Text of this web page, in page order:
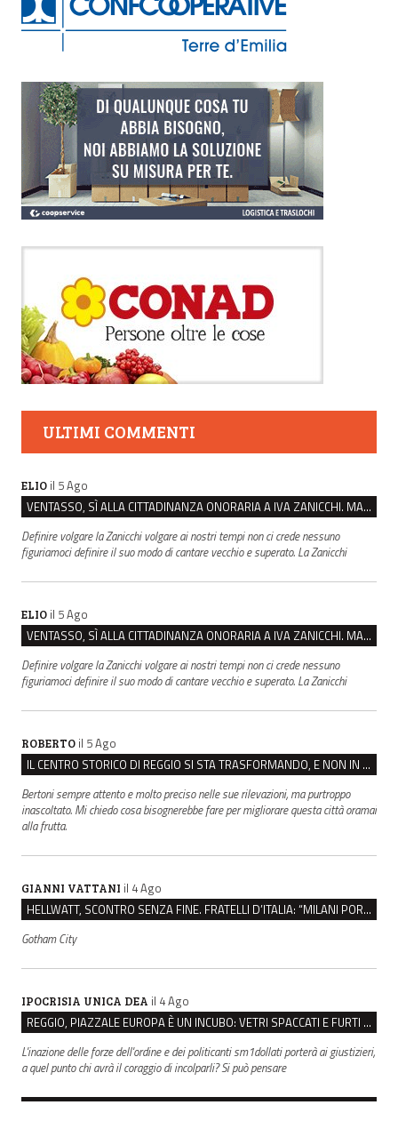
ULTIMI COMMENTI
ELIO il 5 Ago
VENTASSO, SÌ ALLA CITTADINANZA ONORARIA A IVA ZANICCHI. MA BARGIACCHI: “È DI PESSIMO GUSTO”
Definire volgare la Zanicchi volgare ai nostri tempi non ci crede nessuno
figuriamoci definire il suo modo di cantare vecchio e superato. La Zanicchi
ELIO il 5 Ago
VENTASSO, SÌ ALLA CITTADINANZA ONORARIA A IVA ZANICCHI. MA BARGIACCHI: “È DI PESSIMO GUSTO”
Definire volgare la Zanicchi volgare ai nostri tempi non ci crede nessuno
figuriamoci definire il suo modo di cantare vecchio e superato. La Zanicchi
ROBERTO il 5 Ago
IL CENTRO STORICO DI REGGIO SI STA TRASFORMANDO, E NON IN MEGLIO
Bertoni sempre attento e molto preciso nelle sue rilevazioni, ma purtroppo
inascoltato. Mi chiedo cosa bisognerebbe fare per migliorare questa città oramai
alla frutta.
GIANNI VATTANI il 4 Ago
HELLWATT, SCONTRO SENZA FINE. FRATELLI D’ITALIA: “MILANI PORTA DOCUMENTI, DE FRANCO INSULTI”
Gotham City
IPOCRISIA UNICA DEA il 4 Ago
REGGIO, PIAZZALE EUROPA È UN INCUBO: VETRI SPACCATI E FURTI SULLE AUTO IN SOSTA
L'inazione delle forze dell'ordine e dei politicanti sm1dollati porterà ai giustizieri,
a quel punto chi avrà il coraggio di incolparli? Si può pensare